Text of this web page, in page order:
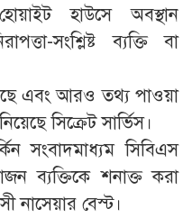
হাউসে অবস্থান
সংশ্লিষ্ট ব্যক্তি বা
এবং আরও তথ্য পাওয়া
সিক্রেট সার্ভিস।
সংবাদমাধ্যম সিবিএস
ব্যক্তিকে শনাক্ত করা
নাসেয়ার বেস্ট।